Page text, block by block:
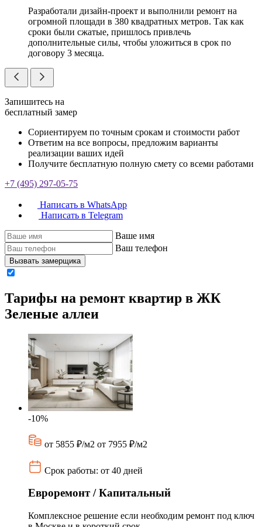
Разработали дизайн-проект и выполнили ремонт на
огромной площади в 380 квадратных метров. Так как
сроки были сжатые, пришлось привлечь
дополнительные силы, чтобы уложиться в срок по
договору 3 месяца.
Запишитесь на
бесплатный замер
Сориентируем по точным срокам и стоимости работ
Ответим на все вопросы, предложим варианты
реализации ваших идей
Получите бесплатную полную смету со всеми работами
+7 (495) 297-05-75
Написать в WhatsApp
Написать в Telegram
Ваше имя
Ваш телефон
Вызвать замерщика
Тарифы на ремонт квартир в ЖК
Зеленые аллеи
-10%
от 5855 ₽/м2 от 7955 ₽/м2
Срок работы: от 40 дней
Евроремонт / Капитальный
Комплексное решение если необходим ремонт под ключ